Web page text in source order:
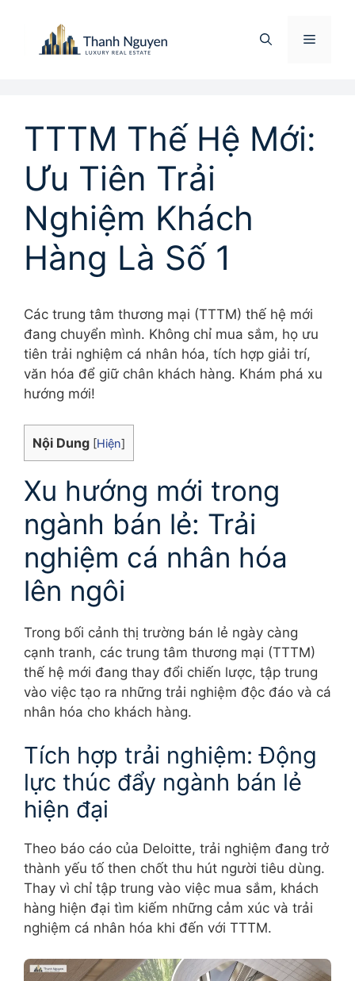
Menu
TTTM Thế Hệ Mới:
Ưu Tiên Trải
Nghiệm Khách
Hàng Là Số 1
Các trung tâm thương mại (TTTM) thế hệ mới
đang chuyển mình. Không chỉ mua sắm, họ ưu
tiên trải nghiệm cá nhân hóa, tích hợp giải trí,
văn hóa để giữ chân khách hàng. Khám phá xu
hướng mới!
Nội Dung [Hiện]
Xu hướng mới trong
ngành bán lẻ: Trải
nghiệm cá nhân hóa
lên ngôi
Trong bối cảnh thị trường bán lẻ ngày càng
cạnh tranh, các trung tâm thương mại (TTTM)
thế hệ mới đang thay đổi chiến lược, tập trung
vào việc tạo ra những trải nghiệm độc đáo và cá
nhân hóa cho khách hàng.
Tích hợp trải nghiệm: Động
lực thúc đẩy ngành bán lẻ
hiện đại
Theo báo cáo của Deloitte, trải nghiệm đang trở
thành yếu tố then chốt thu hút người tiêu dùng.
Thay vì chỉ tập trung vào việc mua sắm, khách
hàng hiện đại tìm kiếm những cảm xúc và trải
nghiệm cá nhân hóa khi đến với TTTM.